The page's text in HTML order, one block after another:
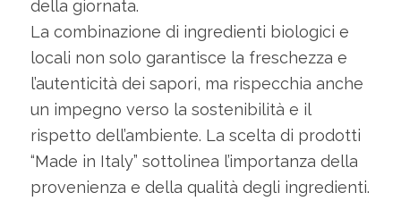
della giornata.
La combinazione di ingredienti biologici e
locali non solo garantisce la freschezza e
l’autenticità dei sapori, ma rispecchia anche
un impegno verso la sostenibilità e il
rispetto dell’ambiente. La scelta di prodotti
“Made in Italy” sottolinea l’importanza della
provenienza e della qualità degli ingredienti.